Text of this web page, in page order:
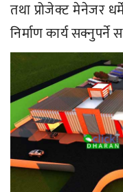
तथा प्रोजेक्ट मेनेजर
निर्माण कार्य सक्नुपर्ने